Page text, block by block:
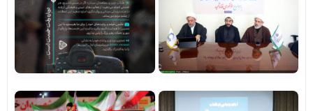
تخصصی با
موضوع
خونخواهی
خون قائد
شهید
مشاهده
رونمایی
از کتاب